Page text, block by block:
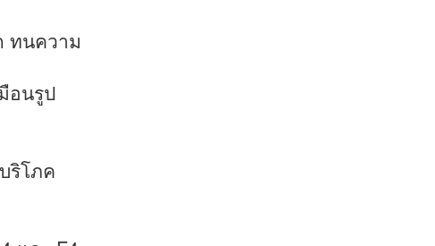
ทนความ
อนรูป
ริโภค